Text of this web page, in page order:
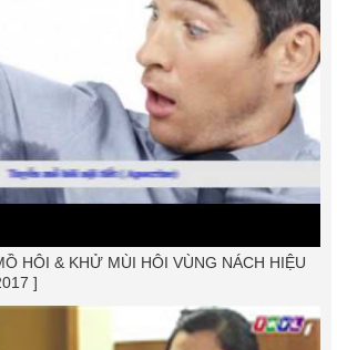
HÔI & KHỬ MÙI HÔI VÙNG NÁCH HIỆU
]